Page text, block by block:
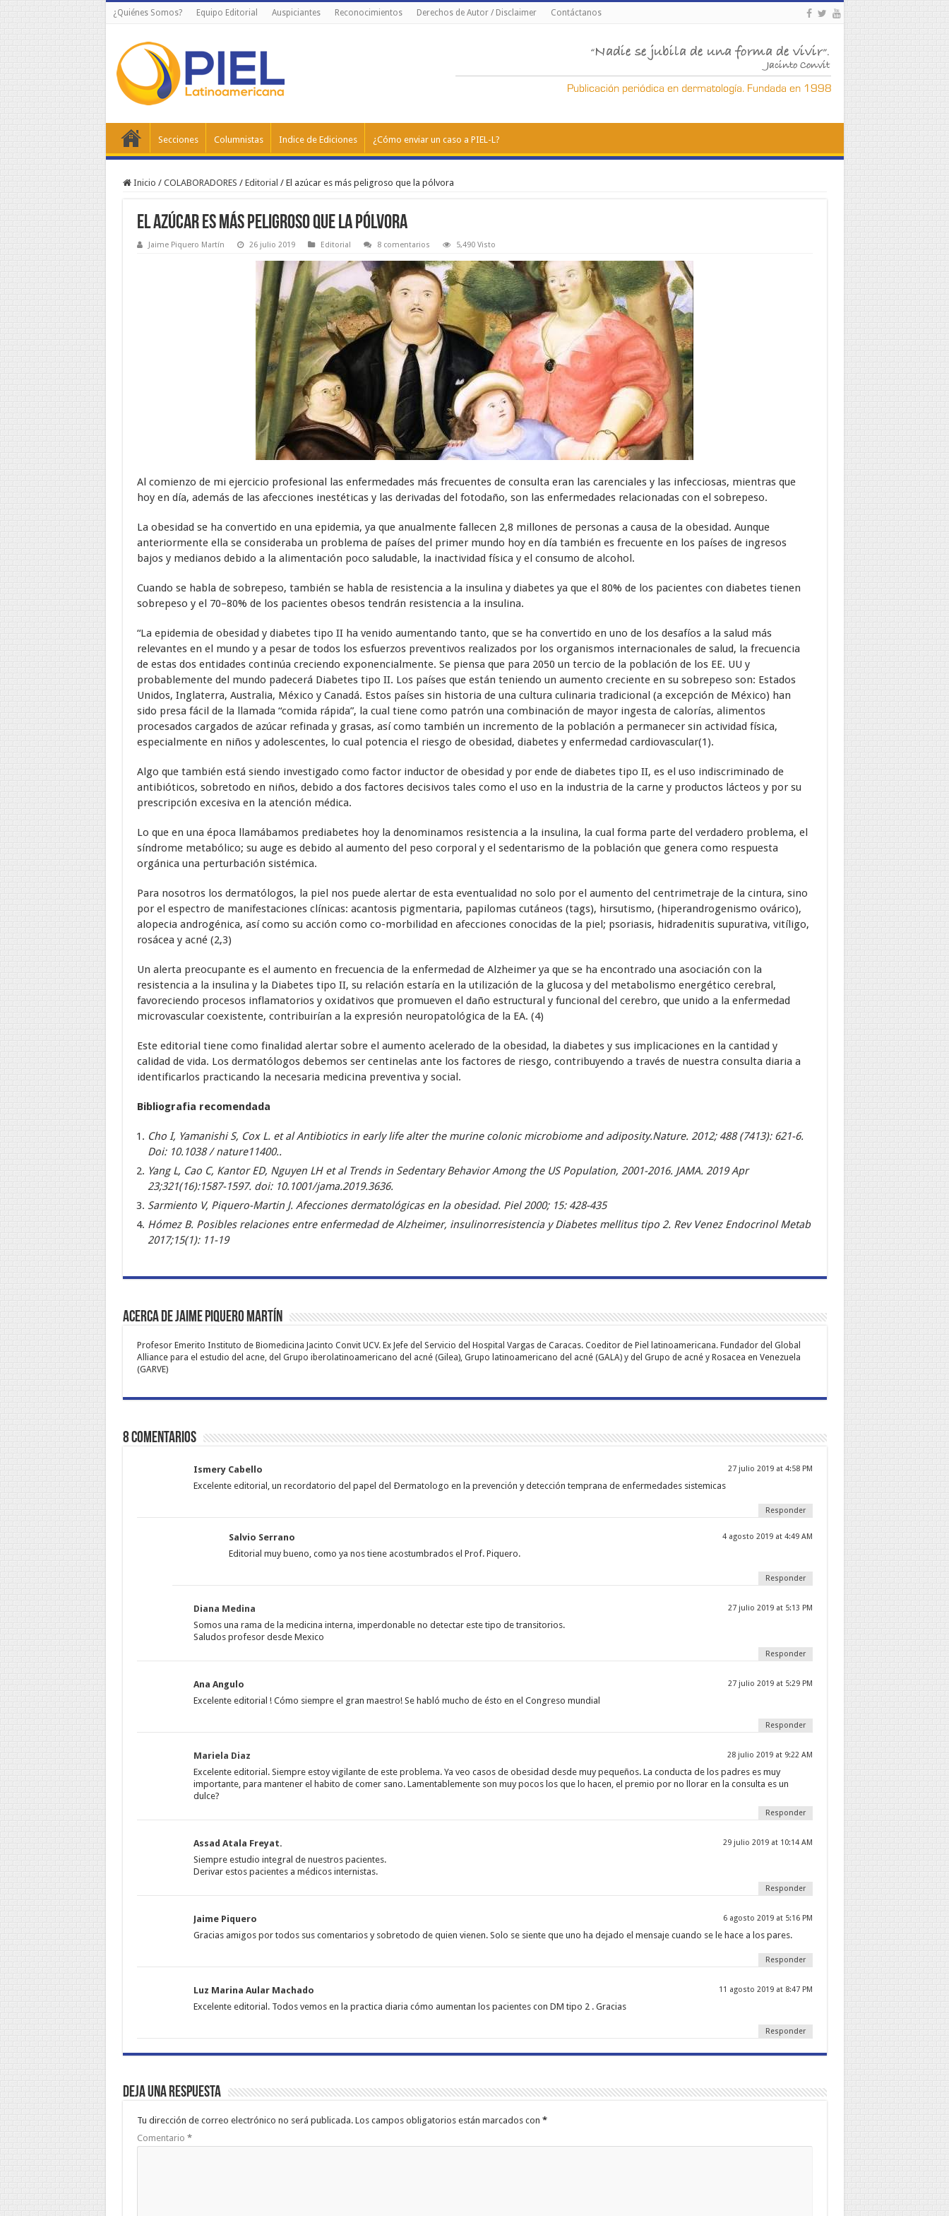
¿Quiénes Somos? Equipo Editorial Auspiciantes Reconocimientos Derechos de Autor / Disclaimer Contáctanos
Secciones Columnistas Indice de Ediciones ¿Cómo enviar un caso a PIEL-L?
Inicio / COLABORADORES / Editorial / El azúcar es más peligroso que la pólvora
El azúcar es más peligroso que la pólvora
Jaime Piquero Martín 26 julio 2019 Editorial 8 comentarios 5,490 Visto
Al comienzo de mi ejercicio profesional las enfermedades más frecuentes de consulta eran las carenciales y las infecciosas, mientras que
hoy en día, además de las afecciones inestéticas y las derivadas del fotodaño, son las enfermedades relacionadas con el sobrepeso.
La obesidad se ha convertido en una epidemia, ya que anualmente fallecen 2,8 millones de personas a causa de la obesidad. Aunque
anteriormente ella se consideraba un problema de países del primer mundo hoy en día también es frecuente en los países de ingresos
bajos y medianos debido a la alimentación poco saludable, la inactividad física y el consumo de alcohol.
Cuando se habla de sobrepeso, también se habla de resistencia a la insulina y diabetes ya que el 80% de los pacientes con diabetes tienen
sobrepeso y el 70–80% de los pacientes obesos tendrán resistencia a la insulina.
“La epidemia de obesidad y diabetes tipo II ha venido aumentando tanto, que se ha convertido en uno de los desafíos a la salud más
relevantes en el mundo y a pesar de todos los esfuerzos preventivos realizados por los organismos internacionales de salud, la frecuencia
de estas dos entidades continúa creciendo exponencialmente. Se piensa que para 2050 un tercio de la población de los EE. UU y
probablemente del mundo padecerá Diabetes tipo II. Los países que están teniendo un aumento creciente en su sobrepeso son: Estados
Unidos, Inglaterra, Australia, México y Canadá. Estos países sin historia de una cultura culinaria tradicional (a excepción de México) han
sido presa fácil de la llamada “comida rápida”, la cual tiene como patrón una combinación de mayor ingesta de calorías, alimentos
procesados cargados de azúcar refinada y grasas, así como también un incremento de la población a permanecer sin actividad física,
especialmente en niños y adolescentes, lo cual potencia el riesgo de obesidad, diabetes y enfermedad cardiovascular(1).
Algo que también está siendo investigado como factor inductor de obesidad y por ende de diabetes tipo II, es el uso indiscriminado de
antibióticos, sobretodo en niños, debido a dos factores decisivos tales como el uso en la industria de la carne y productos lácteos y por su
prescripción excesiva en la atención médica.
Lo que en una época llamábamos prediabetes hoy la denominamos resistencia a la insulina, la cual forma parte del verdadero problema, el
síndrome metabólico; su auge es debido al aumento del peso corporal y el sedentarismo de la población que genera como respuesta
orgánica una perturbación sistémica.
Para nosotros los dermatólogos, la piel nos puede alertar de esta eventualidad no solo por el aumento del centrimetraje de la cintura, sino
por el espectro de manifestaciones clínicas: acantosis pigmentaria, papilomas cutáneos (tags), hirsutismo, (hiperandrogenismo ovárico),
alopecia androgénica, así como su acción como co-morbilidad en afecciones conocidas de la piel; psoriasis, hidradenitis supurativa, vitíligo,
rosácea y acné (2,3)
Un alerta preocupante es el aumento en frecuencia de la enfermedad de Alzheimer ya que se ha encontrado una asociación con la
resistencia a la insulina y la Diabetes tipo II, su relación estaría en la utilización de la glucosa y del metabolismo energético cerebral,
favoreciendo procesos inflamatorios y oxidativos que promueven el daño estructural y funcional del cerebro, que unido a la enfermedad
microvascular coexistente, contribuirían a la expresión neuropatológica de la EA. (4)
Este editorial tiene como finalidad alertar sobre el aumento acelerado de la obesidad, la diabetes y sus implicaciones en la cantidad y
calidad de vida. Los dermatólogos debemos ser centinelas ante los factores de riesgo, contribuyendo a través de nuestra consulta diaria a
identificarlos practicando la necesaria medicina preventiva y social.
Bibliografia recomendada
Cho I, Yamanishi S, Cox L. et al Antibiotics in early life alter the murine colonic microbiome and adiposity.Nature. 2012; 488 (7413): 621-6.
Doi: 10.1038 / nature11400..
Yang L, Cao C, Kantor ED, Nguyen LH et al Trends in Sedentary Behavior Among the US Population, 2001-2016. JAMA. 2019 Apr
23;321(16):1587-1597. doi: 10.1001/jama.2019.3636.
Sarmiento V, Piquero-Martin J. Afecciones dermatológicas en la obesidad. Piel 2000; 15: 428-435
Hómez B. Posibles relaciones entre enfermedad de Alzheimer, insulinorresistencia y Diabetes mellitus tipo 2. Rev Venez Endocrinol Metab
2017;15(1): 11-19
Acerca de Jaime Piquero Martín
Profesor Emerito Instituto de Biomedicina Jacinto Convit UCV. Ex Jefe del Servicio del Hospital Vargas de Caracas. Coeditor de Piel latinoamericana. Fundador del Global
Alliance para el estudio del acne, del Grupo iberolatinoamericano del acné (Gilea), Grupo latinoamericano del acné (GALA) y del Grupo de acné y Rosacea en Venezuela
(GARVE)
8 comentarios
Ismery Cabello 27 julio 2019 at 4:58 PM
Excelente editorial, un recordatorio del papel del Ðermatologo en la prevención y detección temprana de enfermedades sistemicas
Responder
Salvio Serrano 4 agosto 2019 at 4:49 AM
Editorial muy bueno, como ya nos tiene acostumbrados el Prof. Piquero.
Responder
Diana Medina 27 julio 2019 at 5:13 PM
Somos una rama de la medicina interna, imperdonable no detectar este tipo de transitorios.
Saludos profesor desde Mexico
Responder
Ana Angulo 27 julio 2019 at 5:29 PM
Excelente editorial ! Cómo siempre el gran maestro! Se habló mucho de ésto en el Congreso mundial
Responder
Mariela Diaz 28 julio 2019 at 9:22 AM
Excelente editorial. Siempre estoy vigilante de este problema. Ya veo casos de obesidad desde muy pequeños. La conducta de los padres es muy
importante, para mantener el habito de comer sano. Lamentablemente son muy pocos los que lo hacen, el premio por no llorar en la consulta es un
dulce?
Responder
Assad Atala Freyat. 29 julio 2019 at 10:14 AM
Siempre estudio integral de nuestros pacientes.
Derivar estos pacientes a médicos internistas.
Responder
Jaime Piquero 6 agosto 2019 at 5:16 PM
Gracias amigos por todos sus comentarios y sobretodo de quien vienen. Solo se siente que uno ha dejado el mensaje cuando se le hace a los pares.
Responder
Luz Marina Aular Machado 11 agosto 2019 at 8:47 PM
Excelente editorial. Todos vemos en la practica diaria cómo aumentan los pacientes con DM tipo 2 . Gracias
Responder
Deja una respuesta
Tu dirección de correo electrónico no será publicada. Los campos obligatorios están marcados con *
Comentario *